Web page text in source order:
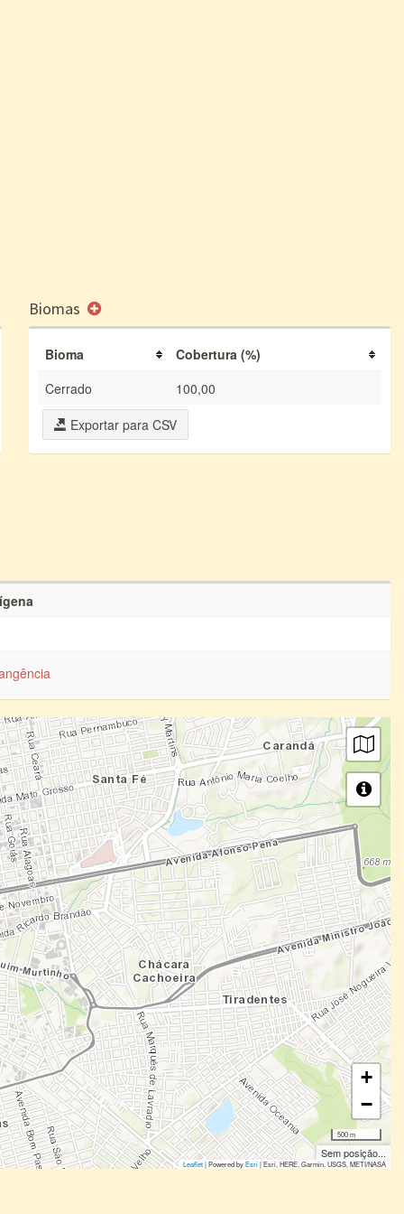
Biomas
Bioma
Cobertura (%)
Cerrado
100,00
Exportar para CSV
+
−
500 m
Sem posição...
Leaflet| Powered byEsri|Esri, HERE, Garmin, USGS, METI/NASA